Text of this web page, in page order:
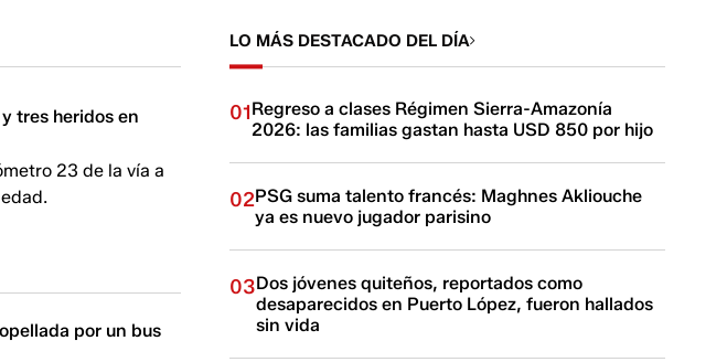
tres heridos en
23 de la vía a
por un bus
LO MÁS DESTACADO DEL DÍA
01Regreso a clases Régimen Sierra-Amazonía
2026: las familias gastan hasta USD 850 por hijo
02PSG suma talento francés: Maghnes Akliouche
ya es nuevo jugador parisino
03Dos jóvenes quiteños, reportados como
desaparecidos en Puerto López, fueron hallados
sin vida